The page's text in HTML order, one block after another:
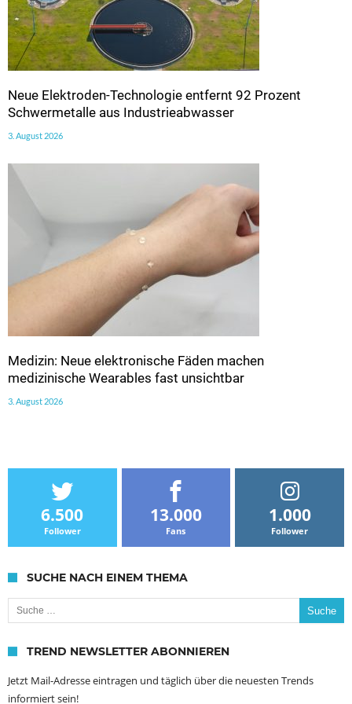
Neue Elektroden-Technologie entfernt 92 Prozent
Schwermetalle aus Industrieabwasser
3. August 2026
Medizin: Neue elektronische Fäden machen
medizinische Wearables fast unsichtbar
3. August 2026
6.500
Follower
13.000
Fans
1.000
Follower
SUCHE NACH EINEM THEMA
Suche nach:
TREND NEWSLETTER ABONNIEREN
Jetzt Mail-Adresse eintragen und täglich über die neuesten Trends
informiert sein!